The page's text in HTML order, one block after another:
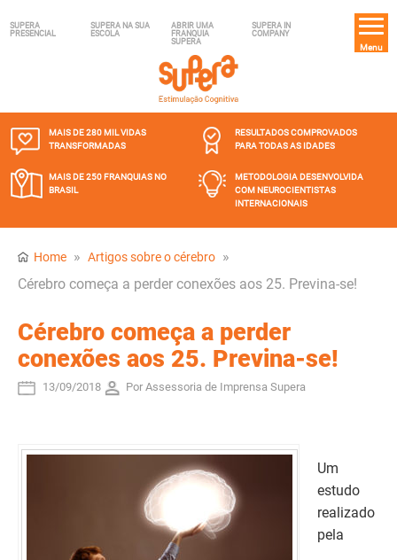
SUPERA
PRESENCIAL
SUPERA NA SUA
ESCOLA
ABRIR UMA
FRANQUIA
SUPERA
SUPERA IN
COMPANY
Menu
MAIS DE 280 MILVIDAS
TRANSFORMADAS
RESULTADOS COMPROVADOS
PARA TODAS AS IDADES
MAIS DE 250 FRANQUIASNO
BRASIL
METODOLOGIA DESENVOLVIDA
COM NEUROCIENTISTAS
INTERNACIONAIS
Home » Artigos sobre o cérebro »
Cérebro começa a perder conexões aos 25. Previna-se!
Cérebro começa a perder
conexões aos 25. Previna-se!
13/09/2018 Por Assessoria de Imprensa Supera
Um
estudo
realizado
pela